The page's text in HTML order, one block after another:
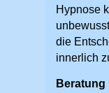
Hypnose
die
innerlich
Beratung